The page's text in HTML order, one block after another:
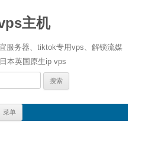
主机
服务器、tiktok专用vps、解锁流媒
本英国原生ip vps
菜单